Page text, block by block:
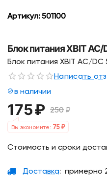
Артикул:501100
Блок питания XBIT AC/
Блок питания XBIT AC/DC
Написать
в наличии
175₽ 250 ₽
Вы экономите: 75 ₽
Стоимость и сроки
Доставка: примерно